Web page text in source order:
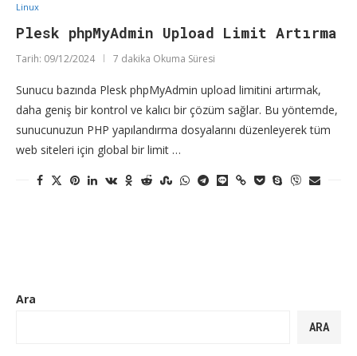
Linux
Plesk phpMyAdmin Upload Limit Artırma
Tarih: 09/12/2024 7 dakika Okuma Süresi
Sunucu bazında Plesk phpMyAdmin upload limitini artırmak,
daha geniş bir kontrol ve kalıcı bir çözüm sağlar. Bu yöntemde,
sunucunuzun PHP yapılandırma dosyalarını düzenleyerek tüm
web siteleri için global bir limit …
Ara
ARA